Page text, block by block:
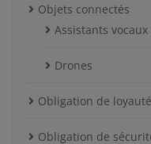
Objets connectés
Assistants vocaux
Drones
Obligation de loyauté
Obligation de